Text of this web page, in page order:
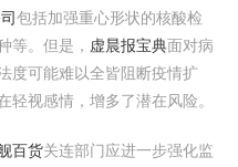
包括加强重心形状的核酸检
等。但是， 虚晨报宝典面对病
度可能难以全皆阻断疫情扩
视感情，增多了潜在风险。
百货关连部门应进一步强化监